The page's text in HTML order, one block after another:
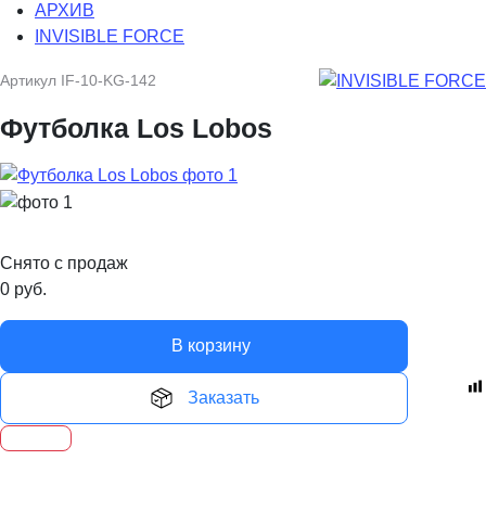
АРХИВ
INVISIBLE FORCE
Артикул IF-10-KG-142
Футболка Los Lobos
Снято с продаж
0 руб.
В корзину
Заказать